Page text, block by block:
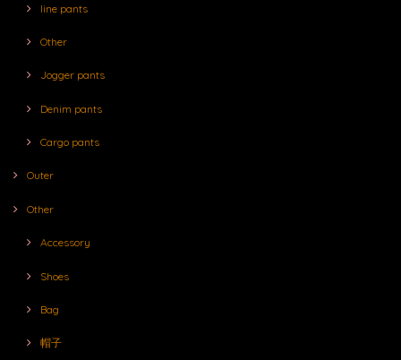
line pants
Other
Jogger pants
Denim pants
Cargo pants
Outer
Other
Accessory
Shoes
Bag
帽子